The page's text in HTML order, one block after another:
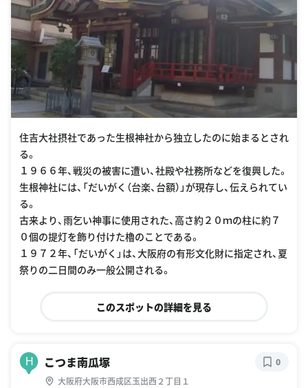
住吉大社摂社であった生根神社から独立したのに始まるとされ
る。
１９６６年、戦災の被害に遭い、社殿や社務所などを復興した。
生根神社には、「だいがく（台楽、台額）」が現存し、伝えられてい
る。
古来より、雨乞い神事に使用された、高さ約２０ｍの柱に約７
０個の提灯を飾り付けた櫓のことである。
１９７２年、「だいがく」は、大阪府の有形文化財に指定され、夏
祭りの二日間のみ一般公開される。
このスポットの詳細を見る
H こつま南瓜塚
大阪府大阪市西成区玉出西２丁目１
0